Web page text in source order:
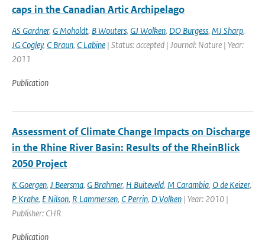
caps in the Canadian Artic Archipelago
AS Gardner, G Moholdt, B Wouters, GJ Wolken, DO Burgess, MJ Sharp,
JG Cogley, C Braun, C Labine | Status: accepted | Journal: Nature | Year:
2011
Publication
Assessment of Climate Change Impacts on Discharge
in the Rhine River Basin: Results of the RheinBlick
2050 Project
K Goergen, J Beersma, G Brahmer, H Buiteveld, M Carambia, O de Keizer,
P Krahe, E Nilson, R Lammersen, C Perrin, D Volken | Year: 2010 |
Publisher: CHR
Publication